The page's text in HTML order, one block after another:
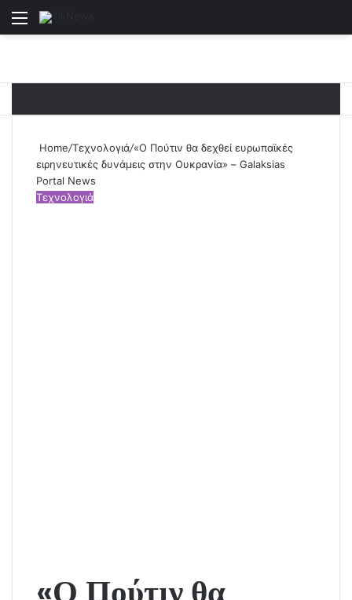
Menu
Home/Τεχνολογιά/«Ο Πούτιν θα δεχθεί ευρωπαϊκές
ειρηνευτικές δυνάμεις στην Ουκρανία» – Galaksias
Portal News
Τεχνολογιά